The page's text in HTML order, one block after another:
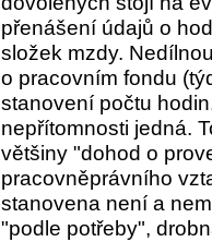
přenášení údajů o
složek mzdy.
o pracovním fondu
stanovení počtu
nepřítomnosti jedná.
většiny "dohod o
pracovněprávního
stanovena není a
"podle potřeby",